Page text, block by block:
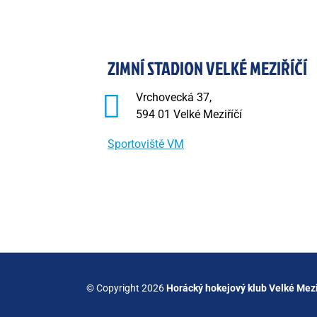
ZIMNÍ STADION VELKÉ MEZIŘÍČÍ
Vrchovecká 37,
594 01 Velké Meziříčí
Sportoviště VM
© Copyright 2026Horácký hokejový klub Velké